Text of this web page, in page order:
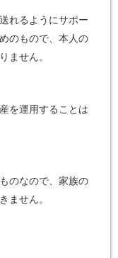
れるようにサポー
のもので、本人の
ません。
を運用することは
のなので、家族の
ません。